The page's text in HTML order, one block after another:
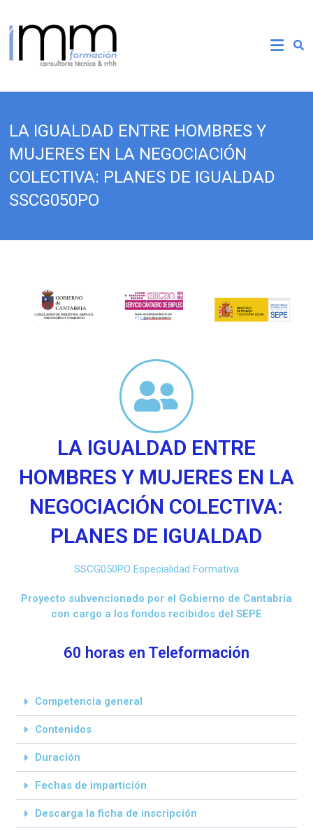
LA IGUALDAD ENTRE HOMBRES Y
MUJERES EN LA NEGOCIACIÓN
COLECTIVA: PLANES DE IGUALDAD
SSCG050PO
LA IGUALDAD ENTRE
HOMBRES Y MUJERES EN LA
NEGOCIACIÓN COLECTIVA:
PLANES DE IGUALDAD
SSCG050PO Especialidad Formativa
Proyecto subvencionado por el Gobierno de Cantabria
con cargo a los fondos recibidos del SEPE
60 horas en Teleformación
Competencia general
Contenidos
Duración
Fechas de impartición
Descarga la ficha de inscripción